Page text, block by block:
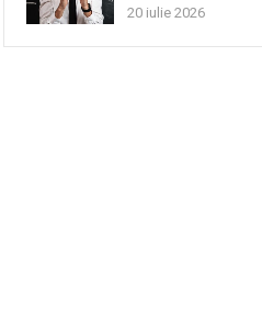
20 iulie 2026